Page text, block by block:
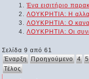
Ένα εισιτήριο
ΛΟΥΚΡΗΤΙΑ: Η
ΛΟΥΚΡΗΤΙΑ: Ο
ΛΟΥΚΡΗΤΙΑ: Οι
Σελίδα 9 από 61
Έναρξη Προηγούμενο 4 5
Τέλος